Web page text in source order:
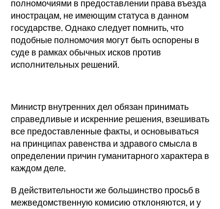
полномочиями в предоставлении права въезда
инострацам, не имеющим статуса в данном
государстве. Однако следует помнить, что
подобные полномочия могут быть оспорены в
суде в рамках обычных исков против
исполнительных решений.
Министр внутренних дел обязан принимать
справедливые и искренние решения, взешивать
все предоставленные факты, и основываться
на принципах равенства и здравого смысла в
определении причин гуманитарного характера в
каждом деле.
В действительности же большинство просьб в
межведомственную комисию отклоняются, и у